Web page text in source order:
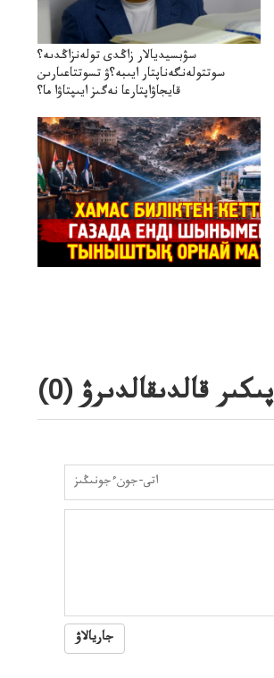
سۋبسيديالار زاڭدى تولەنزاڭدىە؟
سوتتولەنگەناپتار ايىبە؟ۋ تسوتتاعىارىن
قايجاۋاپتارعا نەگىز ايىپتاۋا ما؟
پىكىر قالدىقالدىرۋ (0
)
جاريالاۋ